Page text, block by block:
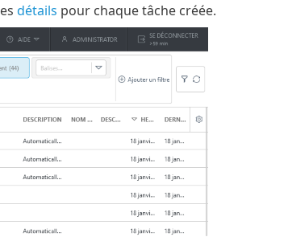
détails pour chaque tâche créée.